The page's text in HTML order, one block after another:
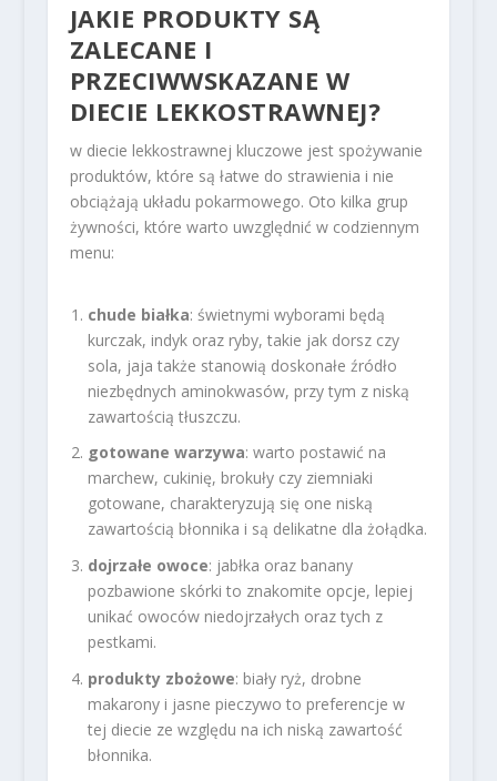
JAKIE PRODUKTY SĄ
ZALECANE I
PRZECIWWSKAZANE W
DIECIE LEKKOSTRAWNEJ?
w diecie lekkostrawnej kluczowe jest spożywanie
produktów, które są łatwe do strawienia i nie
obciążają układu pokarmowego. Oto kilka grup
żywności, które warto uwzględnić w codziennym
menu:
chude białka: świetnymi wyborami będą
kurczak, indyk oraz ryby, takie jak dorsz czy
sola, jaja także stanowią doskonałe źródło
niezbędnych aminokwasów, przy tym z niską
zawartością tłuszczu.
gotowane warzywa: warto postawić na
marchew, cukinię, brokuły czy ziemniaki
gotowane, charakteryzują się one niską
zawartością błonnika i są delikatne dla żołądka.
dojrzałe owoce: jabłka oraz banany
pozbawione skórki to znakomite opcje, lepiej
unikać owoców niedojrzałych oraz tych z
pestkami.
produkty zbożowe: biały ryż, drobne
makarony i jasne pieczywo to preferencje w
tej diecie ze względu na ich niską zawartość
błonnika.